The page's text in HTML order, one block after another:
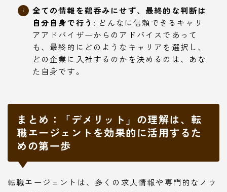
全ての情報を鵜呑みにせず、最終的な判断は
自分自身で行う: どんなに信頼できるキャリ
アアドバイザーからのアドバイスであって
も、最終的にどのようなキャリアを選択し、
どの企業に入社するのかを決めるのは、あな
た自身です。
まとめ：「デメリット」の理解は、転
職エージェントを効果的に活用するた
めの第一歩
転職エージェントは、多くの求人情報や専門的なノウ